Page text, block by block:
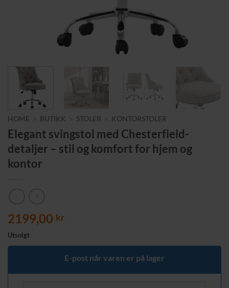
HOME BUTIKK STOLER KONTORSTOLER
Elegant svingstol med Chesterfield-
detaljer – stil og komfort for hjem og
kontor
2199,00 kr
Utsolgt
E-post når varen er på lager